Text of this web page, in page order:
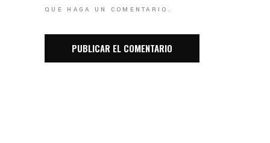
QUE HAGA UN COMENTARIO.